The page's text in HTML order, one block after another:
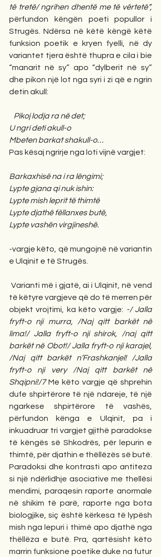
të tretë/ ngrihen dhentë me të vërtetë”,
përfundon këngën poeti popullor i
Strugës. Ndërsa në këtë këngë këtë
funksion poetik e kryen fyelli, në dy
variantet tjera është thupra e cila i bie
“manarit në sy” apo “dylberit në sy”
dhe pikon një lot nga syri i zi që e ngrin
detin akull:
Pikoj lodja ra në det;
U ngri deti akull-o
Mbeten barkat shakull-o…
Pas kësaj ngrirje nga loti vijnë vargjet:
Barkaxhisë na i ra lëngimi;
Lypte gjana qi nuk ishin:
Lypte mish leprit të thimtë
Lypte djathë fëllanxes butë,
Lypte vashën virgjineshë.
-vargje këto, që mungojnë në variantin
e Ulqinit e të Strugës.
të këtyre vargjeve që do të merren për
objekt vrojtimi, ka këto vargje: -/ Jalla
fryft-o nji murra, /Naj qitt barkët në
lima!/ Jalla fryft-o nji shirok, /naj qitt
barkët në Obot!/ Jalla fryft-o nji karajel,
/Naj qitt barkët n’Frashkanjel! /Jalla
fryft-o nji very /Naj qitt barkët në
Shqipni!/7 Me këto vargje që shprehin
dufe shpirtërore të një ndareje, të një
ngarkese shpirtërore të vashës,
përfundon kënga e Ulqinit, pa i
inkuadruar tri vargjet gjithë paradokse
të këngës së Shkodrës, për lepurin e
thimtë, për djathin e thëllëzës së butë.
Paradoksi dhe kontrasti apo antiteza
si një ndërlidhje asociative me thellësi
mendimi, paraqesin raporte anormale
në shikim të parë, raporte nga bota
biologjike, siç është kërkesa të lypësh
mish nga lepuri i thimë apo djathë nga
thëllëza e butë. Pra, qartësisht këto
marrin funksione poetike duke na futur